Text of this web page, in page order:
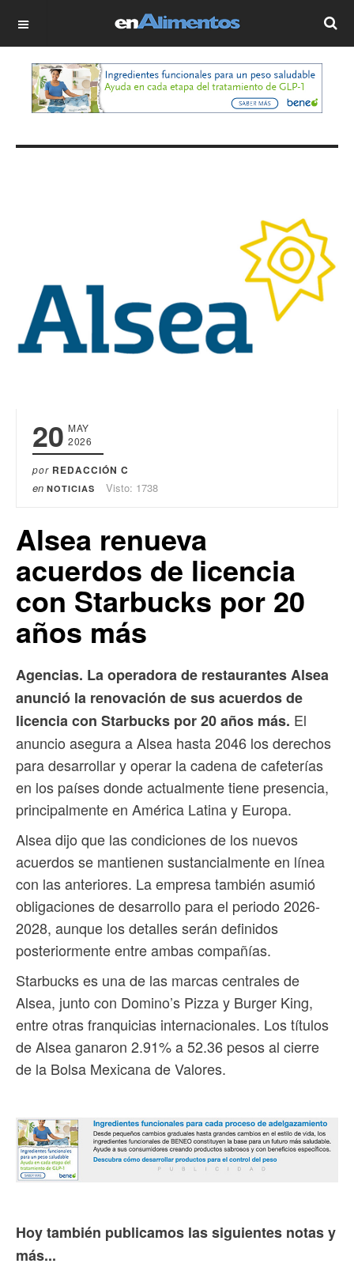
OFF CANVAS
20 MAY
2026
por REDACCIÓN C
en NOTICIAS Visto: 1738
Alsea renueva
acuerdos de licencia
con Starbucks por 20
años más
Agencias. La operadora de restaurantes Alsea
anunció la renovación de sus acuerdos de
licencia con Starbucks por 20 años más. El
anuncio asegura a Alsea hasta 2046 los derechos
para desarrollar y operar la cadena de cafeterías
en los países donde actualmente tiene presencia,
principalmente en América Latina y Europa.
Alsea dijo que las condiciones de los nuevos
acuerdos se mantienen sustancialmente en línea
con las anteriores. La empresa también asumió
obligaciones de desarrollo para el periodo 2026-
2028, aunque los detalles serán definidos
posteriormente entre ambas compañías.
Starbucks es una de las marcas centrales de
Alsea, junto con Domino’s Pizza y Burger King,
entre otras franquicias internacionales. Los títulos
de Alsea ganaron 2.91% a 52.36 pesos al cierre
de la Bolsa Mexicana de Valores.
Hoy también publicamos las siguientes notas y
más...